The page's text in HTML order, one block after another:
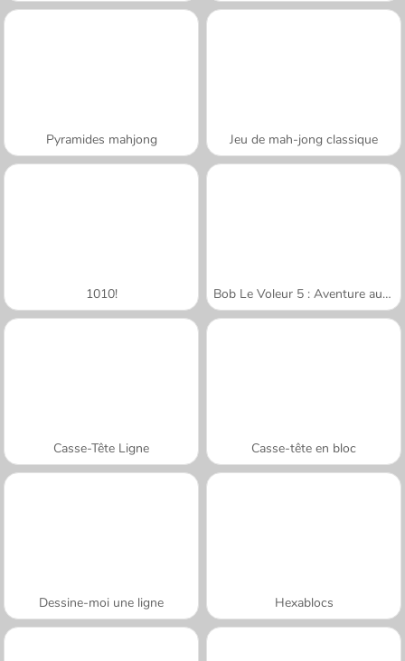
Pyramides mahjong Jeu de mah-jong classique
1010! Bob Le Voleur 5 : Aventure au Temple
Casse-Tête Ligne Casse-tête en bloc
Dessine-moi une ligne Hexablocs